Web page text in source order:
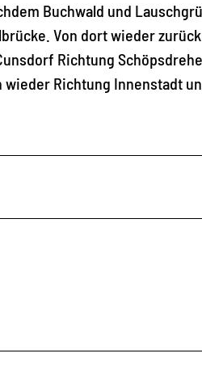
Buchwald und
Von dort wieder
Richtung
Richtung Innenstadt